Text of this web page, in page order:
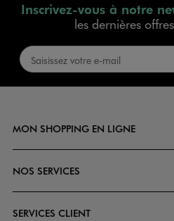
Inscrivez-vous à notre
les dernières
MON SHOPPING EN LIGNE
NOS SERVICES
SERVICES CLIENT